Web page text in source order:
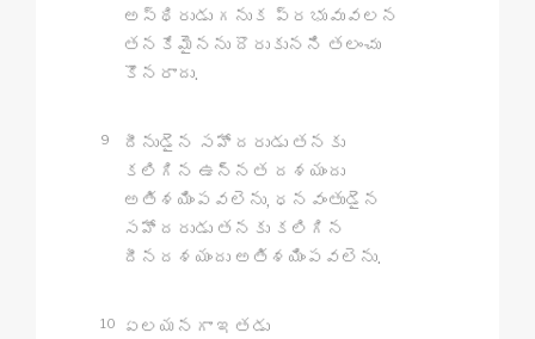
అస్థిరుడు గనుక ప్రభువువలన
తనకేమైనను దొరుకునని తలంచు
కొనరాదు.
9
దీనుడైన సహోదరుడు తనకు
కలిగిన ఉన్నత దశయందు
అతిశయింపవలెను, ధనవంతుడైన
సహోదరుడు తనకు కలిగిన
దీనదశయందు అతిశయింపవలెను.
10
ఏలయనగా ఇతడు